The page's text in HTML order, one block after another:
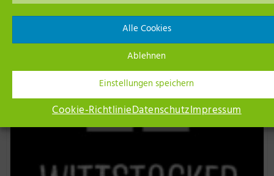
Alle Cookies
Ablehnen
Einstellungen speichern
Cookie-RichtlinieDatenschutzImpressum
Unsere Netzwerk-Partner